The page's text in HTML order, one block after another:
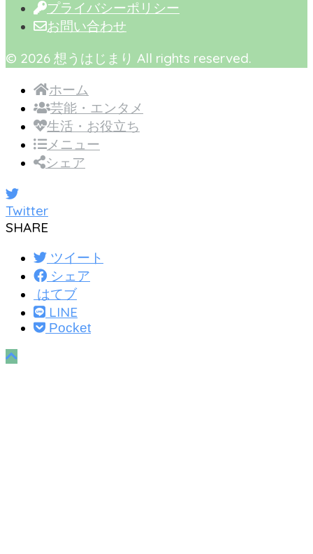
プライバシーポリシー
お問い合わせ
© 2026 想うはじまり All rights reserved.
ホーム
芸能・エンタメ
生活・お役立ち
メニュー
シェア
Twitter
SHARE
ツイート
シェア
はてブ
LINE
Pocket